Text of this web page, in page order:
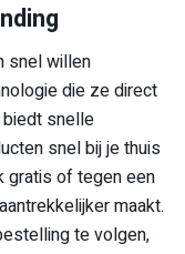
snel willen
die ze direct
biedt snelle
snel bij je thuis
gratis of tegen een
maakt.
te volgen,